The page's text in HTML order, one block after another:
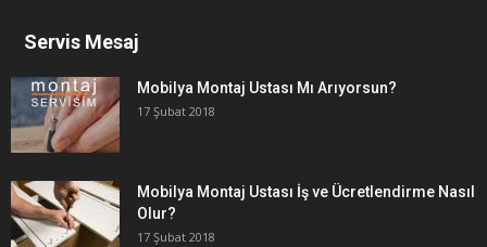
Servis Mesaj
Mobilya Montaj Ustası Mı Arıyorsun?
17 Şubat 2018
Mobilya Montaj Ustası İş ve Ücretlendirme Nasıl
Olur?
17 Şubat 2018